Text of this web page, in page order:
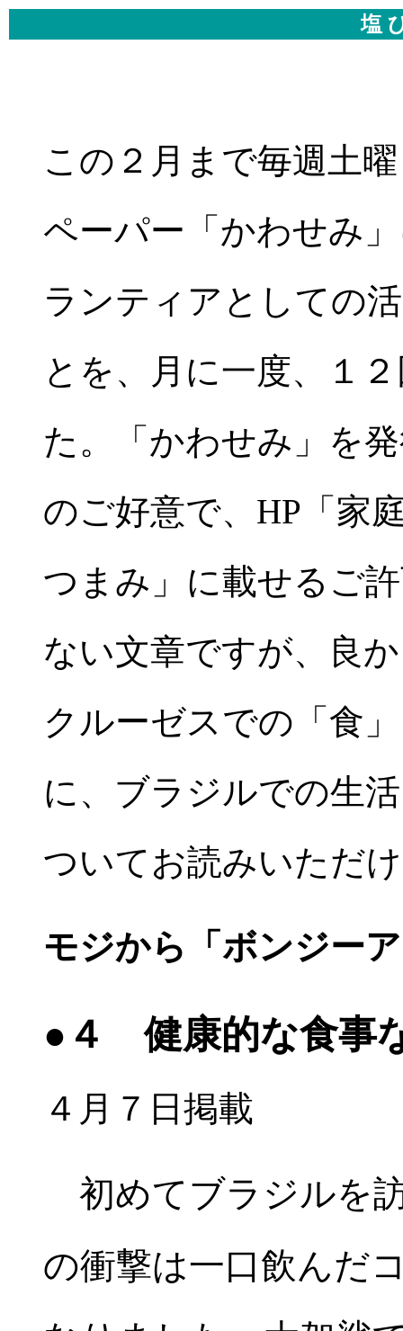
塩
この２月まで毎週土
ペーパー「かわせみ
ランティアとしての
とを、月に一度、１
た。「かわせみ」を
のご好意で、HP「家
つまみ」に載せるご
ない文章ですが、良
クルーゼスでの「食
に、ブラジルでの生
ついてお読みいただ
モジから「ボンジー
●４ 健康的な食事
４月７日掲載
初めてブラジルを
の衝撃は一口飲んだ